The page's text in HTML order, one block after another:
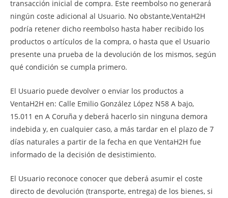
transacción inicial de compra. Este reembolso no generará
ningún coste adicional al Usuario. No obstante,VentaH2H
podría retener dicho reembolso hasta haber recibido los
productos o artículos de la compra, o hasta que el Usuario
presente una prueba de la devolución de los mismos, según
qué condición se cumpla primero.
El Usuario puede devolver o enviar los productos a
VentaH2H en: Calle Emilio González López N58 A bajo,
15.011 en A Coruña y deberá hacerlo sin ninguna demora
indebida y, en cualquier caso, a más tardar en el plazo de 7
días naturales a partir de la fecha en que VentaH2H fue
informado de la decisión de desistimiento.
El Usuario reconoce conocer que deberá asumir el coste
directo de devolución (transporte, entrega) de los bienes, si